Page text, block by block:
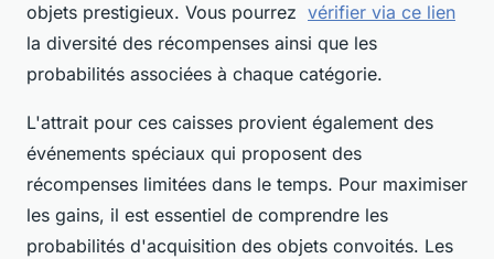
objets prestigieux. Vous pourrez vérifier via ce lien
la diversité des récompenses ainsi que les
probabilités associées à chaque catégorie.
L'attrait pour ces caisses provient également des
événements spéciaux qui proposent des
récompenses limitées dans le temps. Pour maximiser
les gains, il est essentiel de comprendre les
probabilités d'acquisition des objets convoités. Les